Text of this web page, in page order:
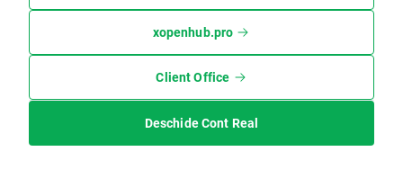
xopenhub.pro
Client Office
Deschide Cont Real